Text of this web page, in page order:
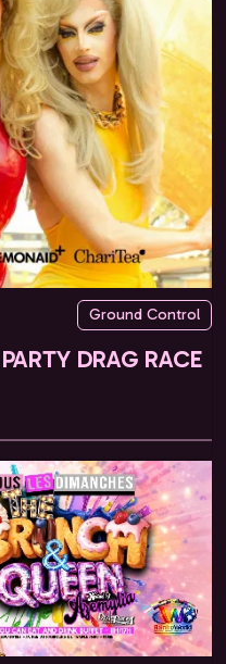
Ground Control
DRAG RACE